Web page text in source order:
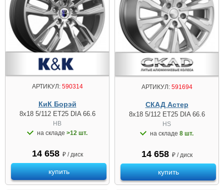
АРТИКУЛ:590314
КиК Борэй
8x18 5/112 ET25 DIA 66.6
HB
на складе >12 шт.
14 658 ₽ / диск
купить
АРТИКУЛ:591694
СКАД Астер
8x18 5/112 ET25 DIA 66.6
HS
на складе 8 шт.
14 658 ₽ / диск
купить